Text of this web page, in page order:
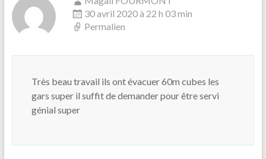
30 avril 2020 à 22 h 03 min
Permalien
Très beau travail ils ont évacuer 60m cubes les
gars super il suffit de demander pour être servi
génial super